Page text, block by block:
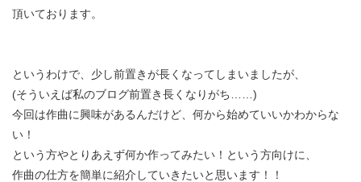
頂いております。
というわけで、少し前置きが長くなってしまいましたが、
(そういえば私のブログ前置き長くなりがち……)
今回は作曲に興味があるんだけど、何から始めていいかわからな
い！
という方やとりあえず何か作ってみたい！という方向けに、
作曲の仕方を簡単に紹介していきたいと思います！！